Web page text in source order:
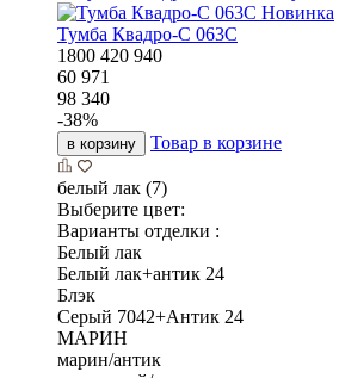
Новинка
Тумба Квадро-С 063С
1800 420 940
60 971
98 340
-38%
в корзину Товар в корзине
белый лак (7)
Выберите цвет:
Варианты отделки :
Белый лак
Белый лак+антик 24
Блэк
Серый 7042+Антик 24
МАРИН
марин/антик